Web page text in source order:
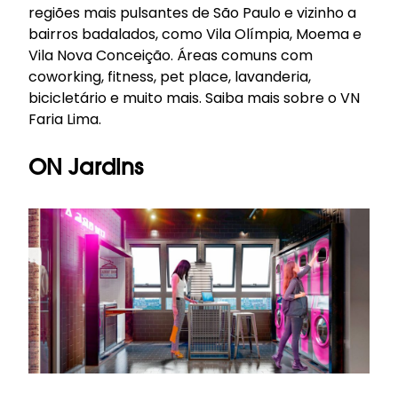
regiões mais pulsantes de São Paulo e vizinho a
bairros badalados, como Vila Olímpia, Moema e
Vila Nova Conceição. Áreas comuns com
coworking, fitness, pet place, lavanderia,
bicicletário e muito mais. Saiba mais sobre o VN
Faria Lima.
ON Jardins